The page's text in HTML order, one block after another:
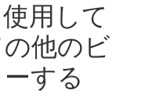
ィ
ン
ド
用して
他のビ
する